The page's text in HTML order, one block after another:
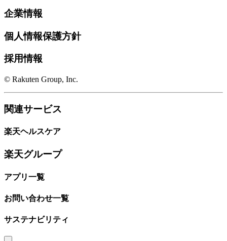
企業情報
個人情報保護方針
採用情報
© Rakuten Group, Inc.
関連サービス
楽天ヘルスケア
楽天グループ
アプリ一覧
お問い合わせ一覧
サステナビリティ